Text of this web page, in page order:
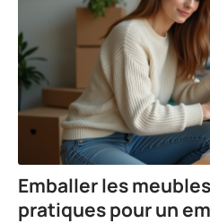
Emballer les
pratiques pour un